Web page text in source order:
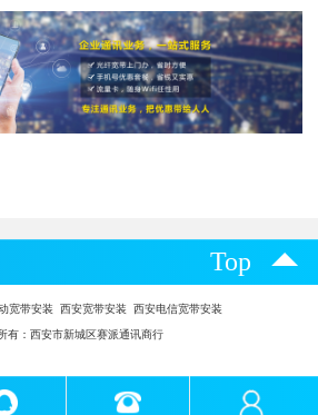
Top
宽带安装 西安宽带安装 西安电信宽带安装
有：西安市新城区赛派通讯商行